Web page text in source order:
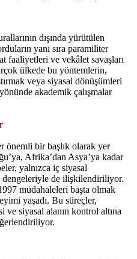
dışında yürütülen
yanı sıra paramiliter
faaliyetleri ve vekâlet savaşları
ülkede bu yöntemlerin,
veya siyasal dönüşümleri
akademik çalışmalar
önemli bir başlık olarak yer
Afrika’dan Asya’ya kadar
yalnızca iç siyasal
dengeleriyle de ilişkilendiriliyor.
müdahaleleri başta olmak
yaşadı. Bu süreçler,
siyasal alanın kontrol altına